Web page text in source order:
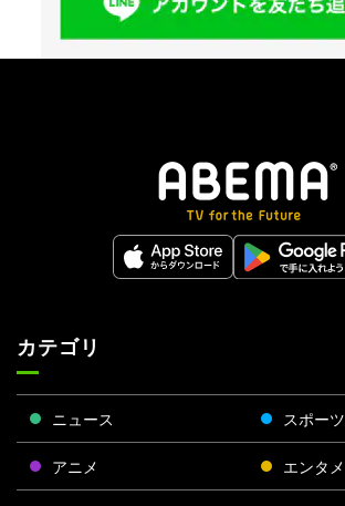
カテゴリ
ニュース スポーツ
アニメ エンタメ